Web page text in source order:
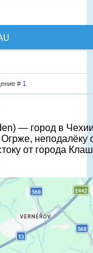
# 1
— город в
Огрже,
от города